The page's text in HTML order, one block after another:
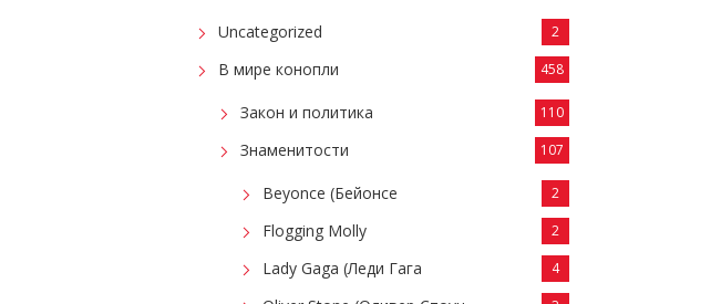
Uncategorized 2
В мире конопли 458
Закон и политика 110
Знаменитости 107
Beyonce (Бейонсе 2
Flogging Molly 2
Lady Gaga (Леди Гага 4